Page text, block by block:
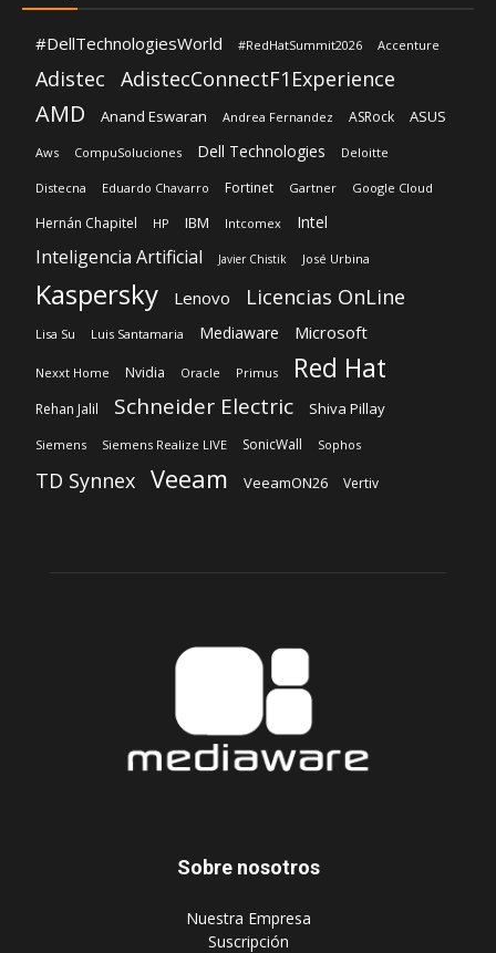
#DellTechnologiesWorld #RedHatSummit2026 Accenture
Adistec AdistecConnectF1Experience
AMD Anand Eswaran Andrea Fernandez ASRock ASUS
Aws CompuSoluciones Dell Technologies Deloitte
Distecna Eduardo Chavarro Fortinet Gartner Google Cloud
Hernán Chapitel HP IBM Intcomex Intel
Inteligencia Artificial Javier Chistik José Urbina
Kaspersky Lenovo Licencias OnLine
Lisa Su Luis Santamaria Mediaware Microsoft
Nexxt Home Nvidia Oracle Primus Red Hat
Rehan Jalil Schneider Electric Shiva Pillay
Siemens Siemens Realize LIVE SonicWall Sophos
TD Synnex Veeam VeeamON26 Vertiv
Sobre nosotros
‎Nuestra Empresa
‎Suscripción